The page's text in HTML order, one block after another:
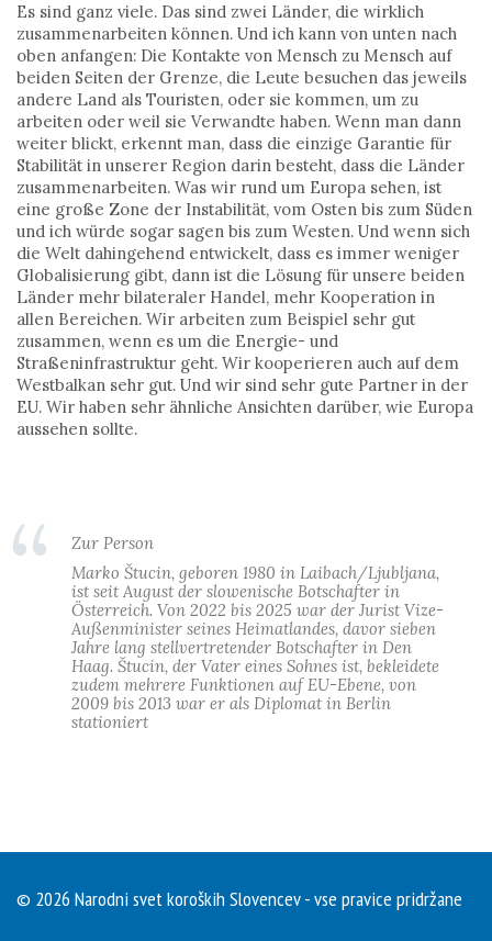
Es sind ganz viele. Das sind zwei Länder, die wirklich
zusammenarbeiten können. Und ich kann von unten nach
oben anfangen: Die Kontakte von Mensch zu Mensch auf
beiden Seiten der Grenze, die Leute besuchen das jeweils
andere Land als Touristen, oder sie kommen, um zu
arbeiten oder weil sie Verwandte haben. Wenn man dann
weiter blickt, erkennt man, dass die einzige Garantie für
Stabilität in unserer Region darin besteht, dass die Länder
zusammenarbeiten. Was wir rund um Europa sehen, ist
eine große Zone der Instabilität, vom Osten bis zum Süden
und ich würde sogar sagen bis zum Westen. Und wenn sich
die Welt dahingehend entwickelt, dass es immer weniger
Globalisierung gibt, dann ist die Lösung für unsere beiden
Länder mehr bilateraler Handel, mehr Kooperation in
allen Bereichen. Wir arbeiten zum Beispiel sehr gut
zusammen, wenn es um die Energie- und
Straßeninfrastruktur geht. Wir kooperieren auch auf dem
Westbalkan sehr gut. Und wir sind sehr gute Partner in der
EU. Wir haben sehr ähnliche Ansichten darüber, wie Europa
aussehen sollte.
Zur Person
Marko Štucin, geboren 1980 in Laibach/Ljubljana,
ist seit August der slowenische Botschafter in
Österreich. Von 2022 bis 2025 war der Jurist Vize-
Außenminister seines Heimatlandes, davor sieben
Jahre lang stellvertretender Botschafter in Den
Haag. Štucin, der Vater eines Sohnes ist, bekleidete
zudem mehrere Funktionen auf EU-Ebene, von
2009 bis 2013 war er als Diplomat in Berlin
stationiert
© 2026 Narodni svet koroških Slovencev - vse pravice pridržane